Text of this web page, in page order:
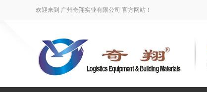
欢迎来到 广州奇翔实业有限公司 官方网站！